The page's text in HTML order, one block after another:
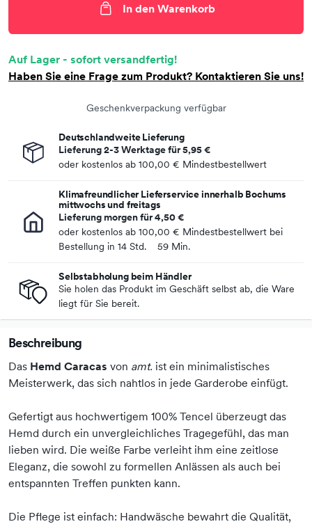
In den Warenkorb
Auf Lager - sofort versandfertig!
Haben Sie eine Frage zum Produkt? Kontaktieren Sie uns!
Geschenkverpackung verfügbar
Deutschlandweite Lieferung
Lieferung 2-3 Werktage für5,95 €
oder kostenlos ab 100,00 € Mindestbestellwert
Klimafreundlicher Lieferservice innerhalb Bochums
mittwochs und freitags
Lieferung morgen für4,50 €
oder kostenlos ab 100,00 € Mindestbestellwert bei
Bestellung in 14 Std. 59 Min.
Selbstabholung beim Händler
Sie holen das Produkt im Geschäft selbst ab, die Ware
liegt für Sie bereit.
Beschreibung
Das Hemd Caracas von amt. ist ein minimalistisches
Meisterwerk, das sich nahtlos in jede Garderobe einfügt.
Gefertigt aus hochwertigem 100% Tencel überzeugt das
Hemd durch ein unvergleichliches Tragegefühl, das man
lieben wird. Die weiße Farbe verleiht ihm eine zeitlose
Eleganz, die sowohl zu formellen Anlässen als auch bei
entspannten Treffen punkten kann.
Die Pflege ist einfach: Handwäsche bewahrt die Qualität,